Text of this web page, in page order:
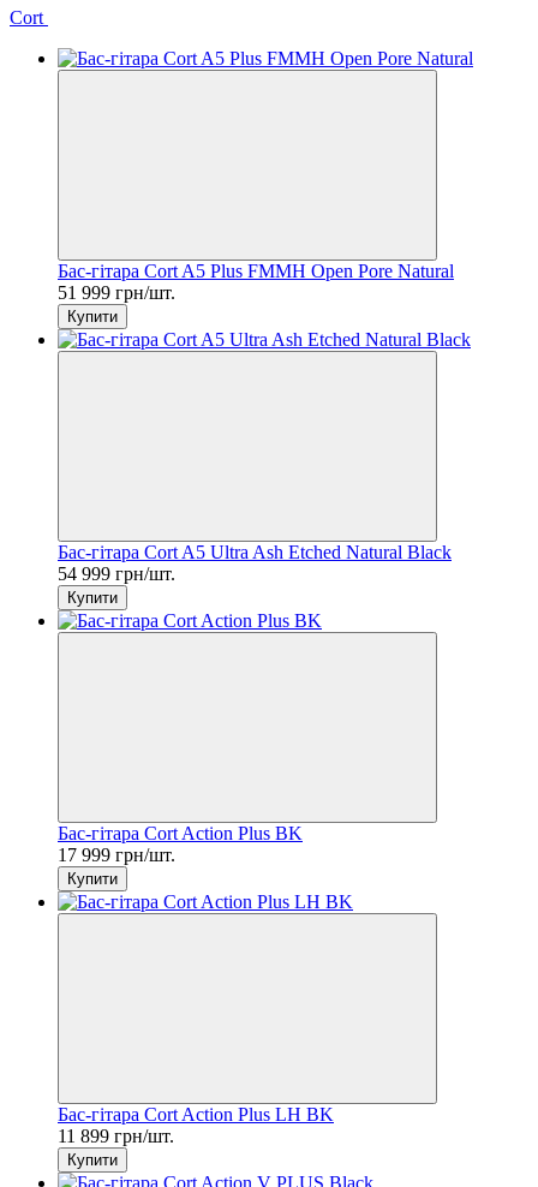
Cort
Бас-гітара Cort A5 Plus FMMH Open Pore Natural
51 999 грн/шт.
Купити
Бас-гітара Cort A5 Ultra Ash Etched Natural Black
54 999 грн/шт.
Купити
Бас-гітара Cort Action Plus BK
17 999 грн/шт.
Купити
Бас-гітара Cort Action Plus LH BK
11 899 грн/шт.
Купити